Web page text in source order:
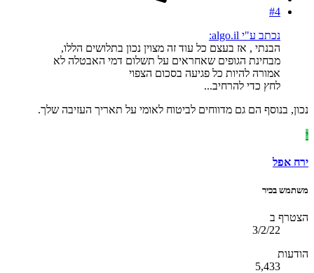
#4
נכתב ע"י algo.il:
הבנתי , אז בעצם כל עוד זה מצוין נכון בתלושים הללו,
מבחינת הגופים שאחראים על תשלום דמי האבטלה לא
אמורה להיות כל פגיעה בסכום הצפוי
לחץ כדי להרחיב...
נכון, בנוסף הם גם מדווחים לביטוח לאומי על תאריך העזיבה שלך.
י
ירח אפל
משתמש בכיר
הצטרף ב
3/2/22
הודעות
5,433